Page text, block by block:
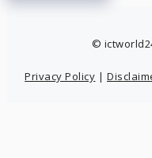
©
Privacy Policy |